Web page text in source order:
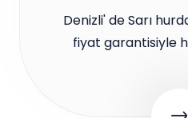
Denizli' de Sarı
fiyat garantisiyle